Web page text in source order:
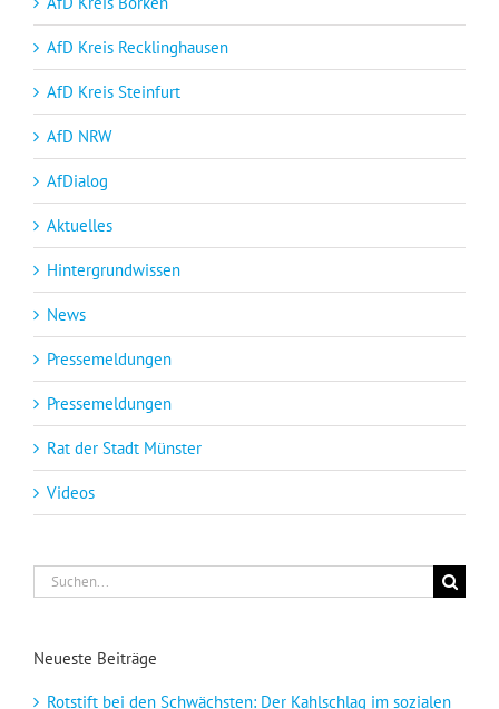
AfD Kreis Recklinghausen
AfD Kreis Steinfurt
AfD NRW
AfDialog
Aktuelles
Hintergrundwissen
News
Pressemeldungen
Pressemeldungen
Rat der Stadt Münster
Videos
Suche
nach:
Neueste Beiträge
Rotstift bei den Schwächsten: Der Kahlschlag im sozialen